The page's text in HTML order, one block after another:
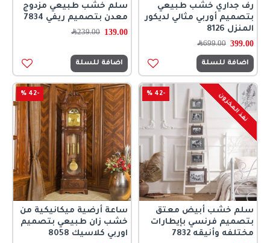
رف جداري خشب طبيعي
بتصميم أوربي مثالي لديكور
المنزل 8126
399.00
699.00﷼
اضافة للسلة
سلم خشب طبيعي مزدوج
معدن بتصميم ريفي 7834
139.00
239.00﷼
اضافة للسلة
-42 % نفذ المخزون
سلم خشب أبيض معتق
بتصميم فرنسي بإيطارات
مختلفه وأنيقه 7832
-42 %
ساعة أرضية ميكانيكية من
خشب زان طبيعي بتصميم
اوربي كلاسيك 8058